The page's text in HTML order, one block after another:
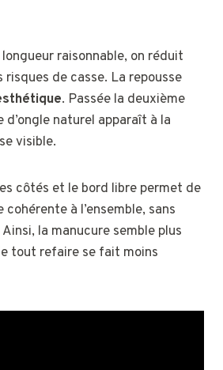
raisonnable, on réduit
de casse. La repousse
. Passée la deuxième
d’ongle naturel apparaît à la
visible.
côtés et le bord libre permet de
à l’ensemble, sans
la manucure semble plus
tout refaire se fait moins